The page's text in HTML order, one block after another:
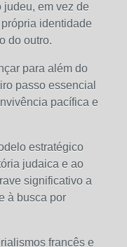
judeu, em vez de
identidade
do outro.
para além do
passo essencial
pacífica e
estratégico
judaica e ao
significativo a
à busca por
francês e